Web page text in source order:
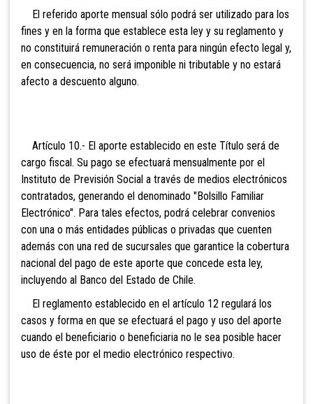
El referido aporte mensual sólo podrá ser utilizado para los
fines y en la forma que establece esta ley y su reglamento y
no constituirá remuneración o renta para ningún efecto legal y,
en consecuencia, no será imponible ni tributable y no estará
afecto a descuento alguno.
Artículo 10.- El aporte establecido en este Título será de
cargo fiscal. Su pago se efectuará mensualmente por el
Instituto de Previsión Social a través de medios electrónicos
contratados, generando el denominado "Bolsillo Familiar
Electrónico". Para tales efectos, podrá celebrar convenios
con una o más entidades públicas o privadas que cuenten
además con una red de sucursales que garantice la cobertura
nacional del pago de este aporte que concede esta ley,
incluyendo al Banco del Estado de Chile.
El reglamento establecido en el artículo 12 regulará los
casos y forma en que se efectuará el pago y uso del aporte
cuando el beneficiario o beneficiaria no le sea posible hacer
uso de éste por el medio electrónico respectivo.